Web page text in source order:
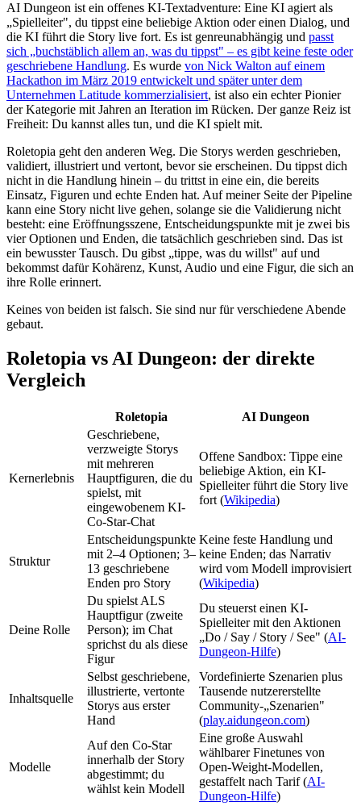
AI Dungeon ist ein offenes KI-Textadventure: Eine KI agiert als
„Spielleiter", du tippst eine beliebige Aktion oder einen Dialog, und
die KI führt die Story live fort. Es ist genreunabhängig und passt
sich „buchstäblich allem an, was du tippst" – es gibt keine feste oder
geschriebene Handlung. Es wurde von Nick Walton auf einem
Hackathon im März 2019 entwickelt und später unter dem
Unternehmen Latitude kommerzialisiert, ist also ein echter Pionier
der Kategorie mit Jahren an Iteration im Rücken. Der ganze Reiz ist
Freiheit: Du kannst alles tun, und die KI spielt mit.
Roletopia geht den anderen Weg. Die Storys werden geschrieben,
validiert, illustriert und vertont, bevor sie erscheinen. Du tippst dich
nicht in die Handlung hinein – du trittst in eine ein, die bereits
Einsatz, Figuren und echte Enden hat. Auf meiner Seite der Pipeline
kann eine Story nicht live gehen, solange sie die Validierung nicht
besteht: eine Eröffnungsszene, Entscheidungspunkte mit je zwei bis
vier Optionen und Enden, die tatsächlich geschrieben sind. Das ist
ein bewusster Tausch. Du gibst „tippe, was du willst" auf und
bekommst dafür Kohärenz, Kunst, Audio und eine Figur, die sich an
ihre Rolle erinnert.
Keines von beiden ist falsch. Sie sind nur für verschiedene Abende
gebaut.
Roletopia vs AI Dungeon: der direkte
Vergleich
Roletopia AI Dungeon
Kernerlebnis
Geschriebene,
verzweigte Storys
mit mehreren
Hauptfiguren, die du
spielst, mit
eingewobenem KI-
Co-Star-Chat
Offene Sandbox: Tippe eine
beliebige Aktion, ein KI-
Spielleiter führt die Story live
fort (Wikipedia)
Struktur
Entscheidungspunkte
mit 2–4 Optionen; 3–
13 geschriebene
Enden pro Story
Keine feste Handlung und
keine Enden; das Narrativ
wird vom Modell improvisiert
(Wikipedia)
Deine Rolle
Du spielst ALS
Hauptfigur (zweite
Person); im Chat
sprichst du als diese
Figur
Du steuerst einen KI-
Spielleiter mit den Aktionen
„Do / Say / Story / See" (AI-
Dungeon-Hilfe)
Inhaltsquelle
Selbst geschriebene,
illustrierte, vertonte
Storys aus erster
Hand
Vordefinierte Szenarien plus
Tausende nutzererstellte
Community-„Szenarien"
(play.aidungeon.com)
Modelle
Auf den Co-Star
innerhalb der Story
abgestimmt; du
wählst kein Modell
Eine große Auswahl
wählbarer Finetunes von
Open-Weight-Modellen,
gestaffelt nach Tarif (AI-
Dungeon-Hilfe)